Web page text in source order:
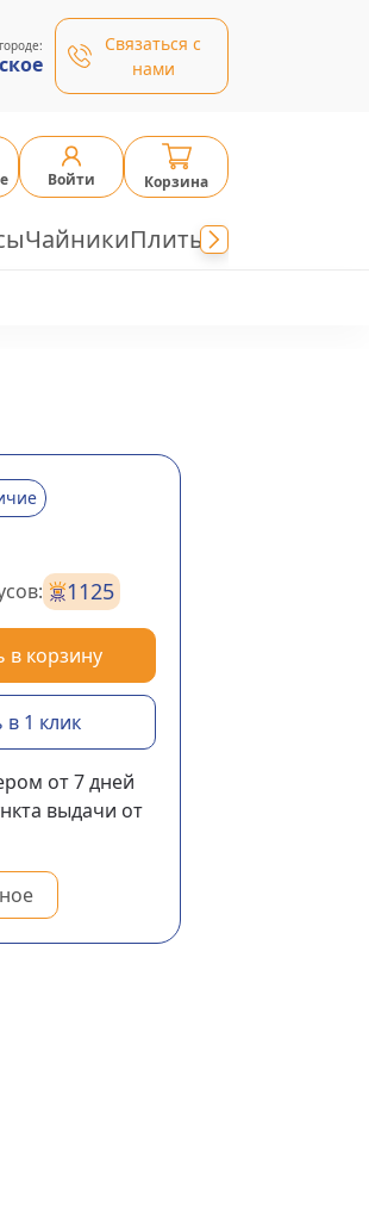
Связаться с
нами
Войти Корзина
ЧайникиПлиты
1125
в корзину
в 1 клик
от 7дней
выдачи от